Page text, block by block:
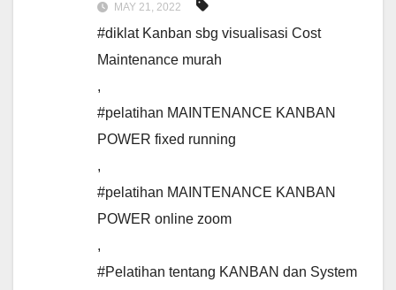
MAY 21, 2022
#diklat Kanban sbg visualisasi Cost
Maintenance murah
,
#pelatihan MAINTENANCE KANBAN
POWER fixed running
,
#pelatihan MAINTENANCE KANBAN
POWER online zoom
,
#Pelatihan tentang KANBAN dan System